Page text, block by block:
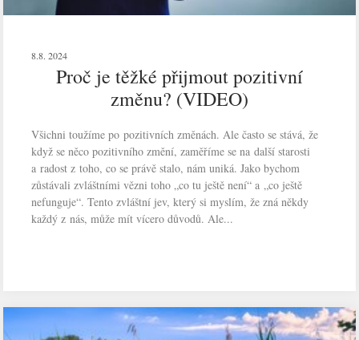
8.8. 2024
Proč je těžké přijmout pozitivní
změnu? (VIDEO)
Všichni toužíme po pozitivních změnách. Ale často se stává, že
když se něco pozitivního změní, zaměříme se na další starosti
a radost z toho, co se právě stalo, nám uniká. Jako bychom
zůstávali zvláštními vězni toho „co tu ještě není“ a „co ještě
nefunguje“. Tento zvláštní jev, který si myslím, že zná někdy
každý z nás, může mít vícero důvodů. Ale...